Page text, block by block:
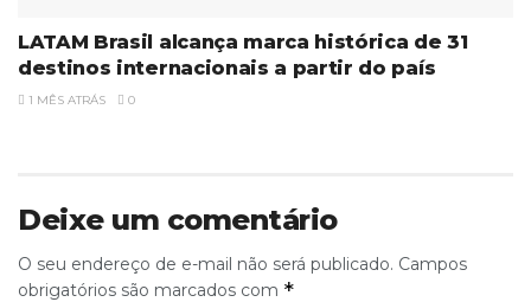
LATAM Brasil alcança marca histórica de 31
destinos internacionais a partir do país
1 MÊS ATRÁS 0
Deixe um comentário
O seu endereço de e-mail não será publicado. Campos
obrigatórios são marcados com *